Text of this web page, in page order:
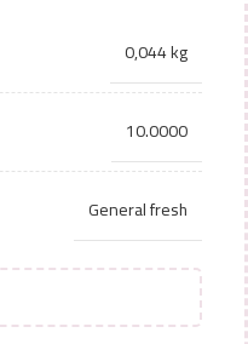
0,044 kg
10.0000
General fresh